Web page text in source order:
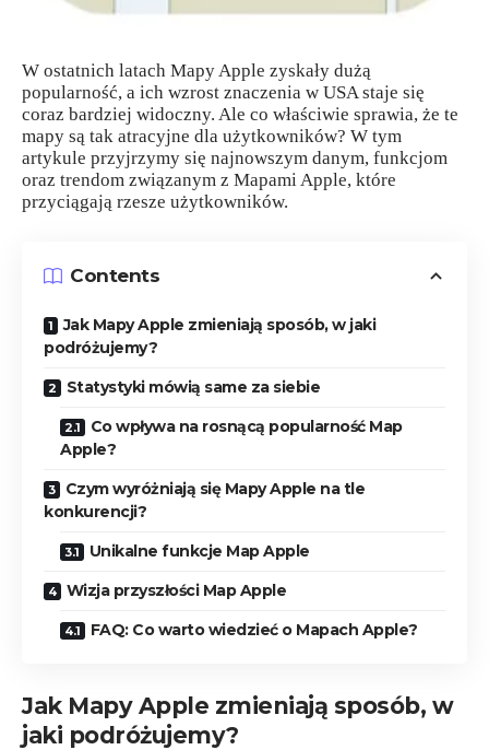
W ostatnich latach Mapy Apple zyskały dużą
popularność, a ich wzrost znaczenia w USA staje się
coraz bardziej widoczny. Ale co właściwie sprawia, że te
mapy są tak atracyjne dla użytkowników? W tym
artykule przyjrzymy się najnowszym danym, funkcjom
oraz trendom związanym z Mapami Apple, które
przyciągają rzesze użytkowników.
Contents
Jak Mapy Apple zmieniają sposób, w jaki
podróżujemy?
Statystyki mówią same za siebie
Co wpływa na rosnącą popularność Map
Apple?
Czym wyróżniają się Mapy Apple na tle
konkurencji?
Unikalne funkcje Map Apple
Wizja przyszłości Map Apple
FAQ: Co warto wiedzieć o Mapach Apple?
Jak Mapy Apple zmieniają sposób, w
jaki podróżujemy?